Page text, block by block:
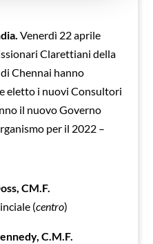
Venerdì 22 aprile
Clarettiani della
Chennai hanno
eletto i nuovi Consultori
il nuovo Governo
per il 2022 –
CM.F.
(centro)
C.M.F.